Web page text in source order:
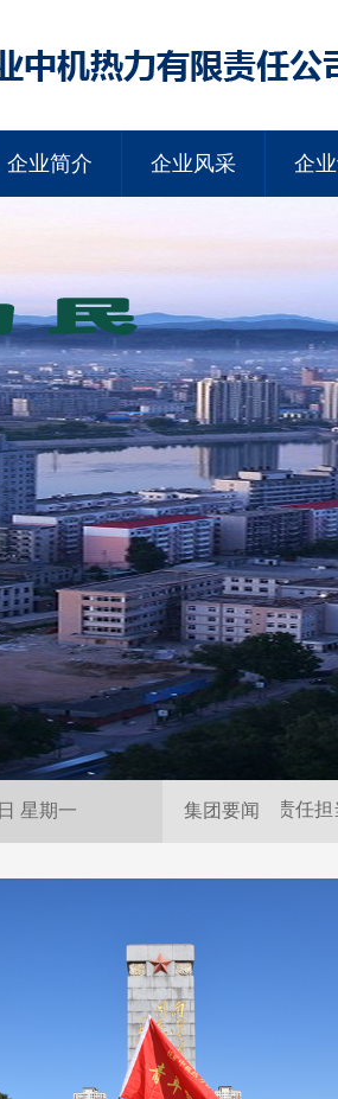
企业简介 企业风采 企
星期一 集团要闻
雨夜紧急保供 尽显抚矿责任担当